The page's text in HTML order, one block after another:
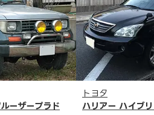
ーザープラド
トヨタ
ハリアー ハイブ